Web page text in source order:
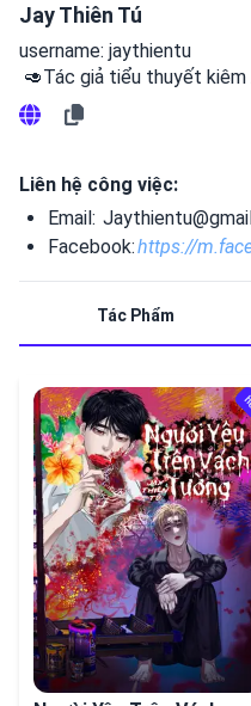
Jay Thiên Tú
username: jaythientu
🥑Tác giả tiểu thuyết
Liên hệ công việc:
Email:
Facebook:https://
Tác Phẩm